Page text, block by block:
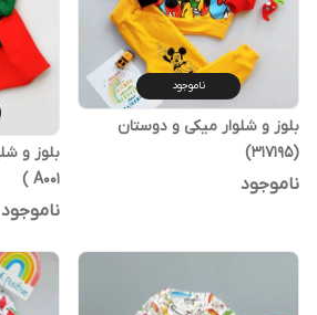
ناموجود
بلوز و شلوار میکی و دوستان
(317195)
ناموجود
A001 )
ناموجود